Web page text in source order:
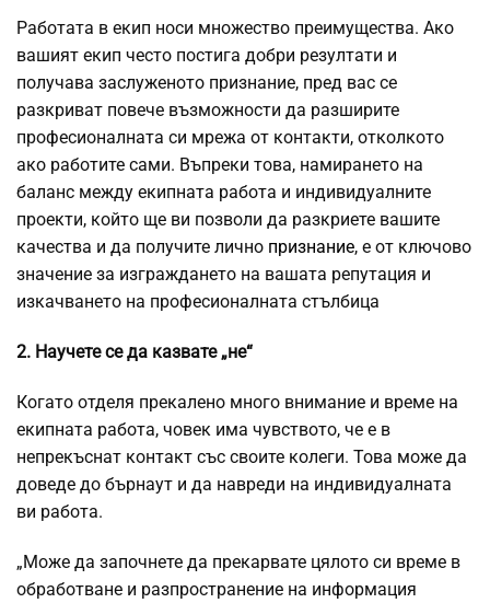
Работата в екип носи множество преимущества. Ако
вашият екип често постига добри резултати и
получава заслуженото признание, пред вас се
разкриват повече възможности да разширите
професионалната си мрежа от контакти, отколкото
ако работите сами. Въпреки това, намирането на
баланс между екипната работа и индивидуалните
проекти, който ще ви позволи да разкриете вашите
качества и да получите лично признание, е от ключово
значение за изграждането на вашата репутация и
изкачването на професионалната стълбица
2. Научете се да казвате „не“
Когато отделя прекалено много внимание и време на
екипната работа, човек има чувството, че е в
непрекъснат контакт със своите колеги. Това може да
доведе до бърнаут и да навреди на индивидуалната
ви работа.
„Може да започнете да прекарвате цялото си време в
обработване и разпространение на информация